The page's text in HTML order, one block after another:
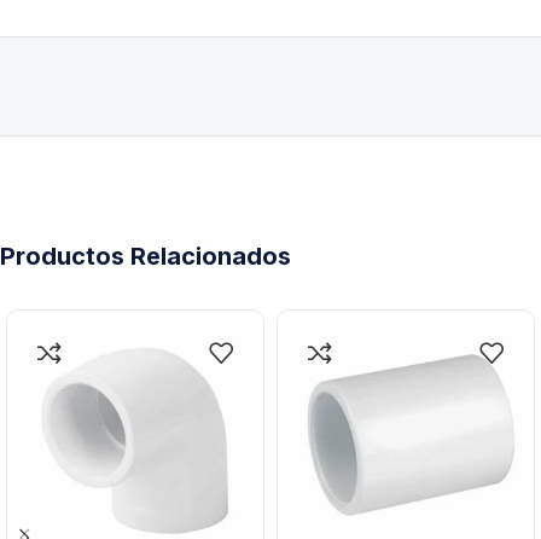
Productos Relacionados